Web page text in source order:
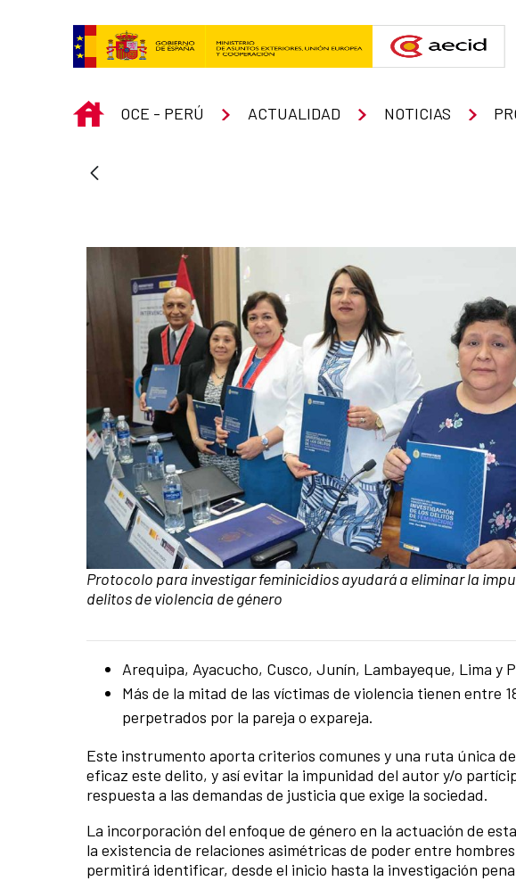
INICIO
OCE - PERÚ ACTUALIDAD NOTICIAS
Caption:
Protocolo para investigar feminicidios ayudará a eliminar la
delitos de violencia de género
News content
Arequipa, Ayacucho, Cusco, Junín, Lambayeque, Lima y
Más de la mitad de las víctimas de violencia tienen entre
perpetrados por la pareja o expareja.
Este instrumento aporta criterios comunes y una ruta única
eficaz este delito, y así evitar la impunidad del autor y/o
respuesta a las demandas de justicia que exige la sociedad.
La incorporación del enfoque de género en la actuación de
la existencia de relaciones asimétricas de poder entre
permitirá identificar, desde el inicio hasta la investigación